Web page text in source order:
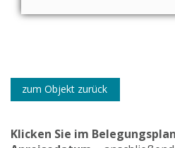
zum Objekt zurück
Klicken Sie im